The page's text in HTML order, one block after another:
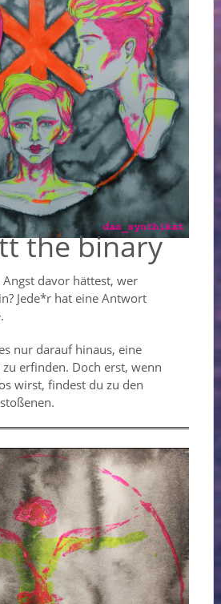
the binary
davor hättest, wer
Jede*r hat eine Antwort
nur darauf hinaus, eine
zu erfinden. Doch erst, wenn
wirst, findest du zu den